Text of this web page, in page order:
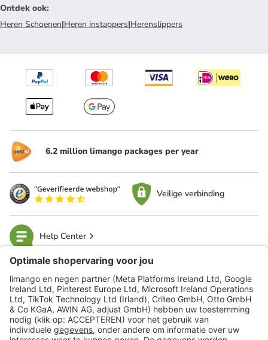
Ontdek ook:
Heren Schoenen|Heren instappers|Herenslippers
6.2 million limango packages per year
Veilige verbinding
Help Center
limango
Veilig winkelen
Klantenservice